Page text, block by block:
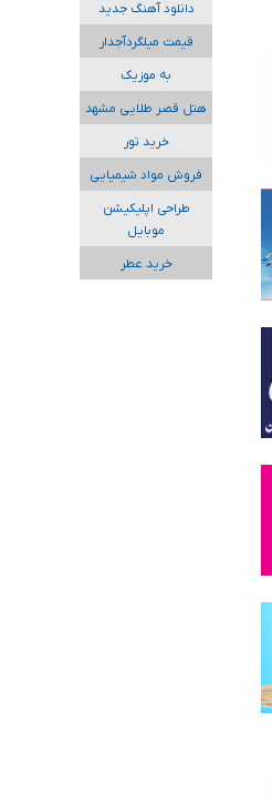
دانلود آهنگ جدید
قیمت میلگردآجدار
به موزیک
هتل قصر طلایی مشهد
خرید تور
فروش مواد شیمیایی
طراحی اپلیکیشن
موبایل
خرید عطر